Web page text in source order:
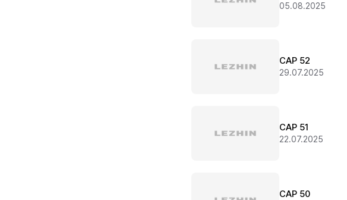
05.08.2025
CAP 52
29.07.2025
CAP 51
22.07.2025
CAP 50